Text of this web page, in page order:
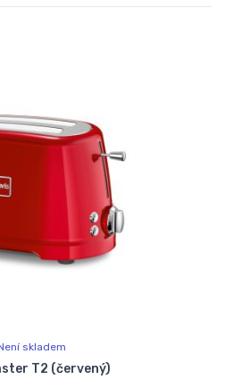
skladem
T2 (červený)